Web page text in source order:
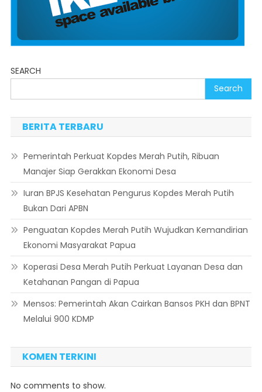
SEARCH
Search
BERITA TERBARU
Pemerintah Perkuat Kopdes Merah Putih, Ribuan
Manajer Siap Gerakkan Ekonomi Desa
Iuran BPJS Kesehatan Pengurus Kopdes Merah Putih
Bukan Dari APBN
Penguatan Kopdes Merah Putih Wujudkan Kemandirian
Ekonomi Masyarakat Papua
Koperasi Desa Merah Putih Perkuat Layanan Desa dan
Ketahanan Pangan di Papua
Mensos: Pemerintah Akan Cairkan Bansos PKH dan BPNT
Melalui 900 KDMP
KOMEN TERKINI
No comments to show.